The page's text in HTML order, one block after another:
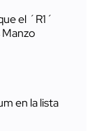
el ´R1´
en la lista